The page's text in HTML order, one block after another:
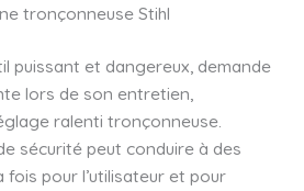
tronçonneuse Stihl
puissant et dangereux, demande
lors de son entretien,
ralenti tronçonneuse.
sécurité peut conduire à des
fois pour l’utilisateur et pour